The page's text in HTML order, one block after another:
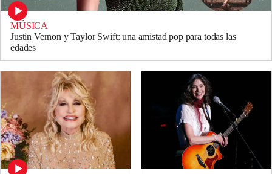
MÚSICA
Justin Vernon y Taylor Swift: una amistad pop para todas las
edades